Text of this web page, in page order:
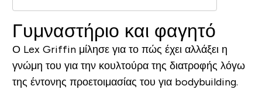
Γυμναστήριο και φαγητό
Ο Lex Griffin μίλησε για το πώς έχει αλλάξει η
γνώμη του για την κουλτούρα της διατροφής λόγω
της έντονης προετοιμασίας του για bodybuilding.